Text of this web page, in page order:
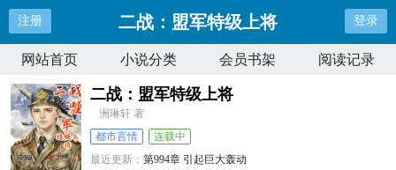
注册 二战：盟军特级上将 登录
网站首页 小说分类 会员书架 阅读记录
二战：盟军特级上将
洲琳轩 著
都市言情
连载中
最近更新：第994章 引起巨大轰动